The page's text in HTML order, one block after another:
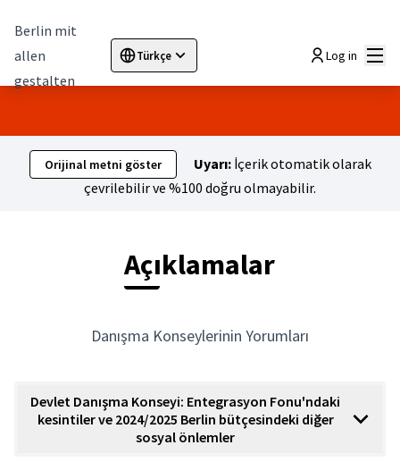
Berlin mit
allen
gestalten
Türkçe
Sprache wählen Elegir el idioma
Log in
Orijinal metni göster Uyarı:İçerik otomatik olarak
çevrilebilir ve %100 doğru olmayabilir.
Açıklamalar
Danışma Konseylerinin Yorumları
Devlet Danışma Konseyi: Entegrasyon Fonu'ndaki
kesintiler ve 2024/2025 Berlin bütçesindeki diğer
sosyal önlemler